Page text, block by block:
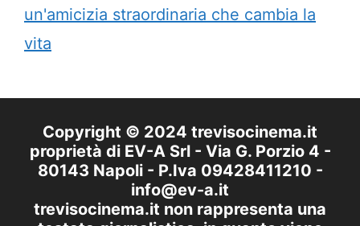
un'amicizia straordinaria che cambia la
vita
Copyright © 2024 trevisocinema.it
proprietà di EV-A Srl - Via G. Porzio 4 -
80143 Napoli - P.Iva 09428411210 -
info@ev-a.it
trevisocinema.it non rappresenta una